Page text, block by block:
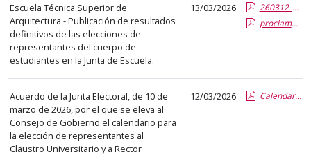
Escuela Técnica Superior de
Arquitectura - Publicación de resultados
definitivos de las elecciones de
representantes del cuerpo de
estudiantes en la Junta de Escuela.
13/03/2026
260312_CE-Acuerdos.report.pdf.pdf
proclamacion-resultados-estudiantes_2026.report.pdf.pdf
Acuerdo de la Junta Electoral, de 10 de
marzo de 2026, por el que se eleva al
Consejo de Gobierno el calendario para
la elección de representantes al
Claustro Universitario y a Rector
12/03/2026 Calendario electoral 2026.pdf.pdf